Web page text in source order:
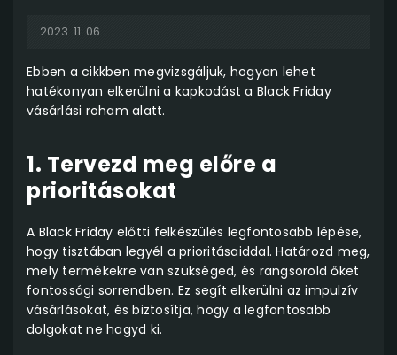
2023. 11. 06.
Ebben a cikkben megvizsgáljuk, hogyan lehet
hatékonyan elkerülni a kapkodást a Black Friday
vásárlási roham alatt.
1. Tervezd meg előre a
prioritásokat
A Black Friday előtti felkészülés legfontosabb lépése,
hogy tisztában legyél a prioritásaiddal. Határozd meg,
mely termékekre van szükséged, és rangsorold őket
fontossági sorrendben. Ez segít elkerülni az impulzív
vásárlásokat, és biztosítja, hogy a legfontosabb
dolgokat ne hagyd ki.